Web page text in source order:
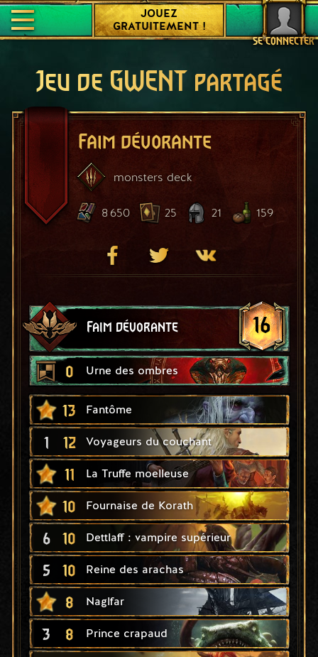
SE CONNECTER
JOUEZ
GRATUITEMENT !
Jeu de GWENT partagé
Faim dévorante
monsters deck
8 650 25 21 159
Faim dévorante 16
0 Urne des ombres
13 Fantôme
1 12 Voyageurs du couchant
11 La Truffe moelleuse
10 Fournaise de Korath
6 10 Dettlaff : vampire supérieur
5 10 Reine des arachas
8 Naglfar
3 8 Prince crapaud